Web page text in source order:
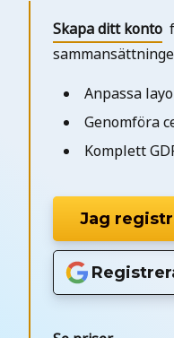
Skapa ditt konto
Anpassa
Genomföra
Komplett
Jag